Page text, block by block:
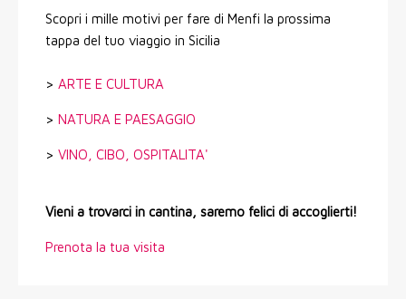
Scopri i mille motivi per fare di Menfi la prossima
tappa del tuo viaggio in Sicilia
> ARTE E CULTURA
> NATURA E PAESAGGIO
> VINO, CIBO, OSPITALITA'
Vieni a trovarci in cantina, saremo felici di accoglierti!
Prenota la tua visita